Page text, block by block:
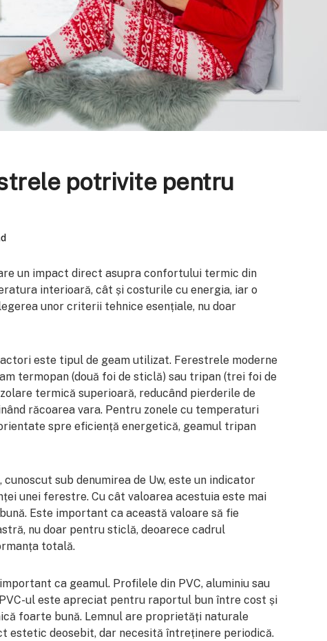
potrivite pentru
un impact direct asupra confortului termic din
interioară, cât și costurile cu energia, iar o
unor criterii tehnice esențiale, nu doar
este tipul de geam utilizat. Ferestrele moderne
termopan (două foi de sticlă) sau tripan (trei foi de
termică superioară, reducând pierderile de
răcoarea vara. Pentru zonele cu temperaturi
spre eficiență energetică, geamul tripan
sub denumirea de Uw, este un indicator
unei ferestre. Cu cât valoarea acestuia este mai
Este important ca această valoare să fie
nu doar pentru sticlă, deoarece cadrul
totală.
ca geamul. Profilele din PVC, aluminiu sau
ul este apreciat pentru raportul bun între cost și
foarte bună. Lemnul are proprietăți naturale
estetic deosebit, dar necesită întreținere periodică.